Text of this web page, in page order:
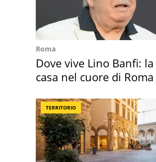
Roma
Dove vive Lino Banfi: la
casa nel cuore di Roma
TERRITORIO